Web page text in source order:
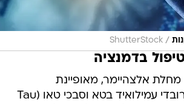
/
ShutterStock
בדמנציה
מחלת אלצהיימר, מאופיינת
בהצטברות של רובדי עמילואיד בטא וסבכי טאו (Tau